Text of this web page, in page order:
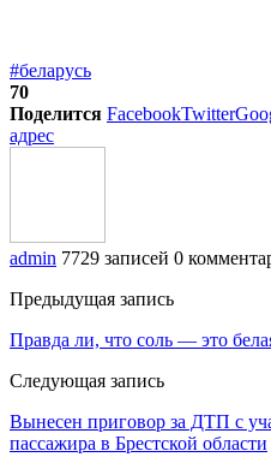
#беларусь
70
Поделится FacebookTwitter
адрес
admin 7729 записей 0
Предыдущая запись
Правда ли, что соль — это
Следующая запись
Вынесен приговор за ДТП с
пассажира в Брестской области